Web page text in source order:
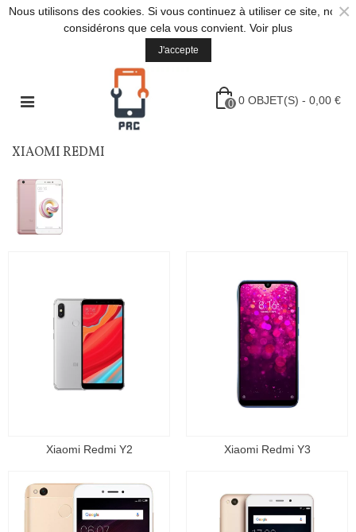
Nous utilisons des cookies. Si vous continuez à utiliser ce site, nous
considérons que cela vous convient. Voir plus
J'accepte
×
0 0 OBJET(S) - 0,00 €
XIAOMI REDMI
Xiaomi Redmi Y2 Xiaomi Redmi Y3